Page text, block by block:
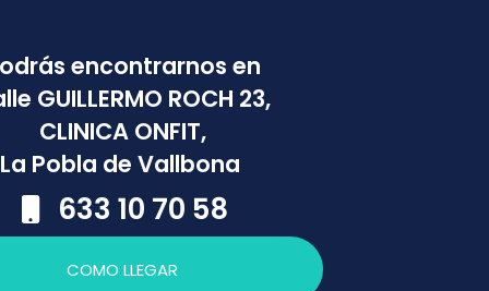
encontrarnos en
GUILLERMO ROCH 23,
CLINICA ONFIT,
La Pobla de Vallbona
633 10 70 58
COMO LLEGAR